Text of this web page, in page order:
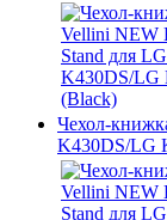
Чехол-
K430DS/LG